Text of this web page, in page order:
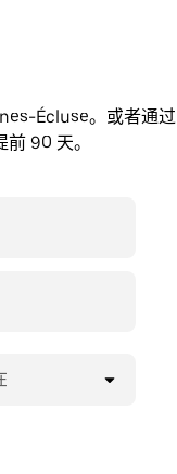
Écluse。或者通过
90 天。